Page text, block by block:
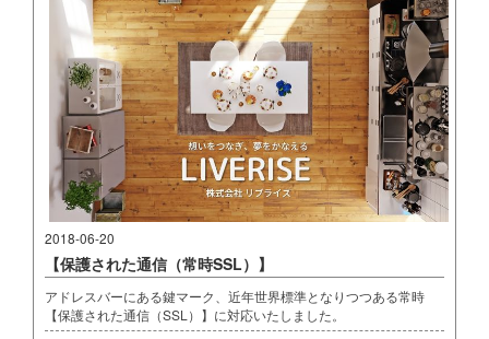
2018-06-20
【保護された通信（常時SSL）】
アドレスバーにある鍵マーク、近年世界標準となりつつある常時
【保護された通信（SSL）】に対応いたしました。